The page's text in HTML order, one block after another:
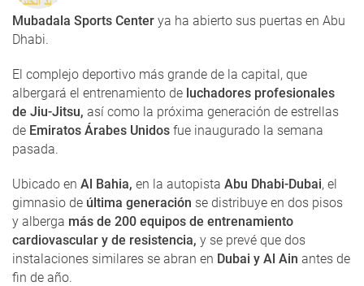
Mubadala Sports Center ya ha abierto sus puertas en Abu
Dhabi.
El complejo deportivo más grande de la capital, que
albergará el entrenamiento de luchadores profesionales
de Jiu-Jitsu, así como la próxima generación de estrellas
de Emiratos Árabes Unidos fue inaugurado la semana
pasada.
Ubicado en Al Bahia, en la autopista Abu Dhabi-Dubai, el
gimnasio de última generación se distribuye en dos pisos
y alberga más de 200 equipos de entrenamiento
cardiovascular y de resistencia, y se prevé que dos
instalaciones similares se abran en Dubai y Al Ain antes de
fin de año.